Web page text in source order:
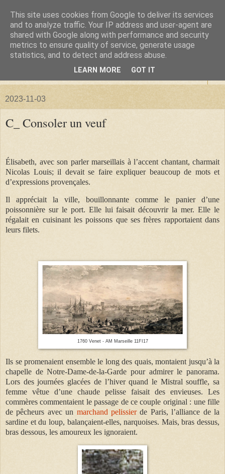
La forêt de Briqueloup
"Nous deviendrons des histoires pour nos enfants"
2023-11-03
C_ Consoler un veuf
Élisabeth, avec son parler marseillais à l’accent chantant, charmait
Nicolas Louis; il devait se faire expliquer beaucoup de mots et
d’expressions provençales.
Il appréciait la ville, bouillonnante comme le panier d’une
poissonnière sur le port. Elle lui faisait découvrir la mer. Elle le
régalait en cuisinant les poissons que ses frères rapportaient dans
leurs filets.
1760 Venet - AM Marseille 11FI17
Ils se promenaient ensemble le long des quais, montaient jusqu’à la
chapelle de Notre-Dame-de-la-Garde pour admirer le panorama.
Lors des journées glacées de l’hiver quand le Mistral souffle, sa
femme vêtue d’une chaude pelisse faisait des envieuses. Les
commères commentaient le passage de ce couple original : une fille
de pêcheurs avec un marchand pelissierde Paris, l’alliance de la
sardine et du loup, balançaient-elles, narquoises. Mais, bras dessus,
bras dessous, les amoureux les ignoraient.
This site uses cookies from Google to deliver its services
and to analyze traffic. Your IP address and user-agent are
shared with Google along with performance and security
metrics to ensure quality of service, generate usage
statistics, and to detect and address abuse.
LEARN MORE GOT IT